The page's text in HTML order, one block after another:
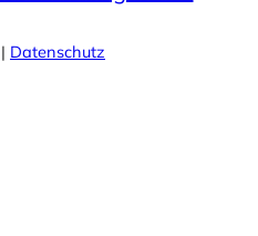
| Datenschutz